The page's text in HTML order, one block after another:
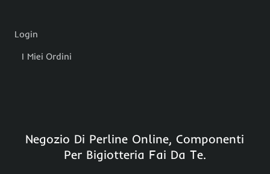
Login
I Miei Ordini
Negozio Di Perline Online, Componenti
Per Bigiotteria Fai Da Te.